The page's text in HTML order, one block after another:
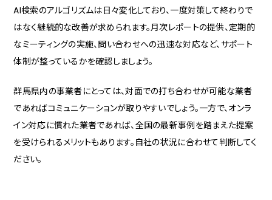
AI検索のアルゴリズムは日々変化しており、一度対策して終わりで
はなく継続的な改善が求められます。月次レポートの提供、定期的
なミーティングの実施、問い合わせへの迅速な対応など、サポート
体制が整っているかを確認しましょう。
群馬県内の事業者にとっては、対面での打ち合わせが可能な業者
であればコミュニケーションが取りやすいでしょう。一方で、オンラ
イン対応に慣れた業者であれば、全国の最新事例を踏まえた提案
を受けられるメリットもあります。自社の状況に合わせて判断してく
ださい。